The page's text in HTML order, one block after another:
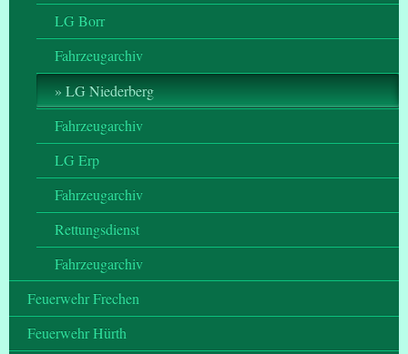
LG Borr
Fahrzeugarchiv
LG Niederberg
Fahrzeugarchiv
LG Erp
Fahrzeugarchiv
Rettungsdienst
Fahrzeugarchiv
Feuerwehr Frechen
Feuerwehr Hürth